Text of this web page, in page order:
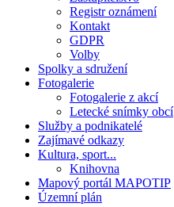
Registr oznámení
Kontakt
GDPR
Volby
Spolky a sdružení
Fotogalerie
Fotogalerie z akcí
Letecké snímky obcí
Služby a podnikatelé
Zajímavé odkazy
Kultura, sport...
Knihovna
Mapový portál MAPOTIP
Územní plán